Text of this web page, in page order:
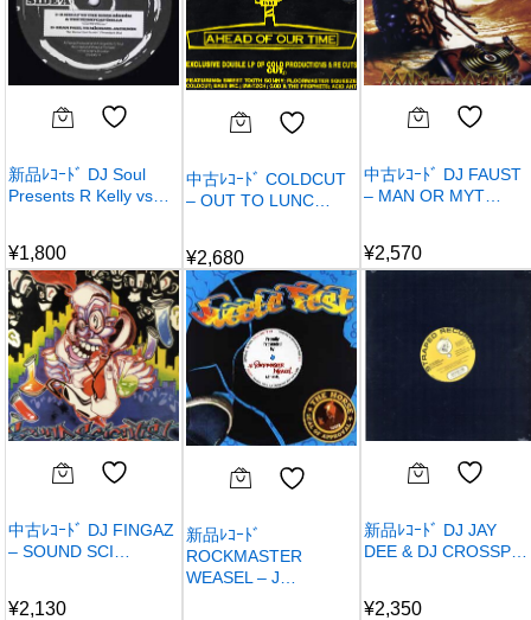
新品ﾚｺｰﾄﾞ DJ Soul
Presents R Kelly vs…
¥1,800
中古ﾚｺｰﾄﾞ COLDCUT
– OUT TO LUNC…
¥2,680
中古ﾚｺｰﾄﾞ DJ FAUST
– MAN OR MYT…
¥2,570
中古ﾚｺｰﾄﾞ DJ FINGAZ
– SOUND SCI…
¥2,130
新品ﾚｺｰﾄﾞ
ROCKMASTER
WEASEL – J…
新品ﾚｺｰﾄﾞ DJ JAY
DEE & DJ CROSSP…
¥2,350